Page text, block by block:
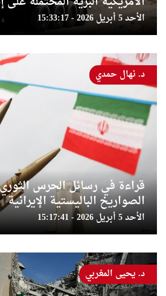
الأحد 5 أبريل 2026 - 15:33:17
قراءة في رسائل الحرس الثوري
الصواريخ الباليستية الإيرانية
الأحد 5 أبريل 2026 - 15:17:41
د. نهال حمدي
د. يحيى المغربي